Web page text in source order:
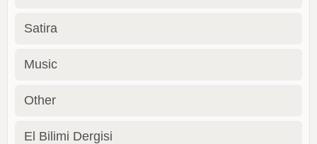
Satira
Music
Other
El Bilimi Dergisi